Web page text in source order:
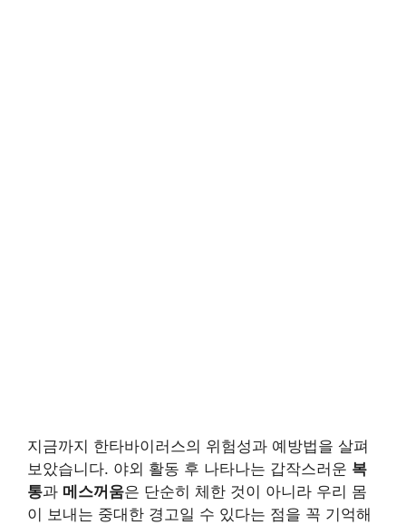
지금까지 한타바이러스의 위험성과 예방법을 살펴
보았습니다. 야외 활동 후 나타나는 갑작스러운 복
통과 메스꺼움은 단순히 체한 것이 아니라 우리 몸
이 보내는 중대한 경고일 수 있다는 점을 꼭 기억해